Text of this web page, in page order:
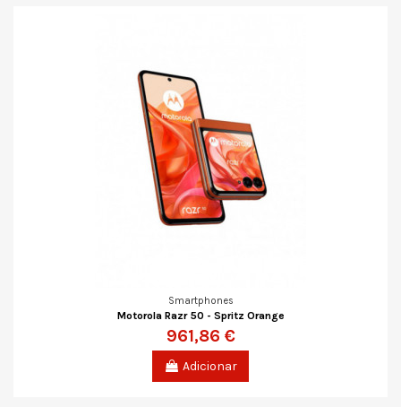
Smartphones
Motorola Razr 50 - Spritz Orange
961,86 €
Adicionar